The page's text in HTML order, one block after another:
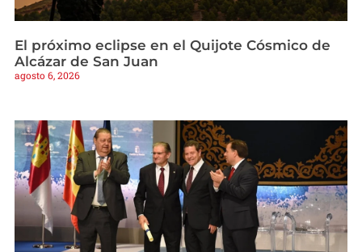
El próximo eclipse en el Quijote Cósmico de
Alcázar de San Juan
agosto 6, 2026